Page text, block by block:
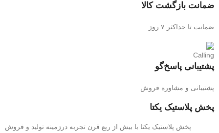
ضمانت بازگشت کالا
ضمانت تا حداکثر ۷ روز
پشتیبانی پاسخ‌گو
پشتیبانی و مشاوره فروش
پخش پلاستیک یکتا
پخش پلاستیک یکتا با بیش از ربع قرن تجربه درزمینه تولید و فروش